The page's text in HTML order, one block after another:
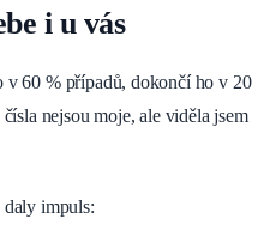
i u vás
v 60 % případů, dokončí ho v 20
nejsou moje, ale viděla jsem
impuls: